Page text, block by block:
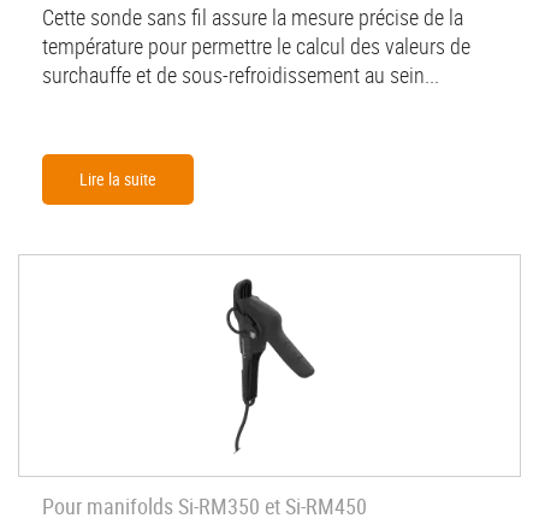
Cette sonde sans fil assure la mesure précise de la
température pour permettre le calcul des valeurs de
surchauffe et de sous-refroidissement au sein...
Lire la suite
Pour manifolds Si-RM350 et Si-RM450